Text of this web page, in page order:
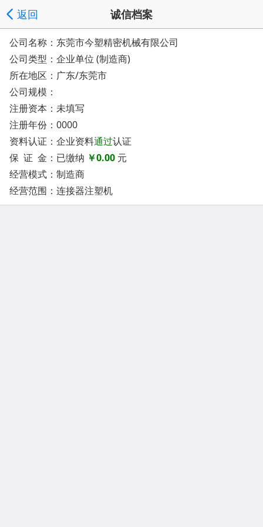
返回 诚信档案
公司名称：东莞市今塑精密机械有限公司
公司类型：企业单位 (制造商)
所在地区：广东/东莞市
公司规模：
注册资本：未填写
注册年份：0000
资料认证：企业资料通过认证
保 证 金：已缴纳 ￥0.00 元
经营模式：制造商
经营范围：连接器注塑机